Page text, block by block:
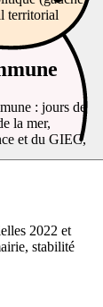
territorial
: jours de
la mer,
et du GIEC,
2022 et
stabilité